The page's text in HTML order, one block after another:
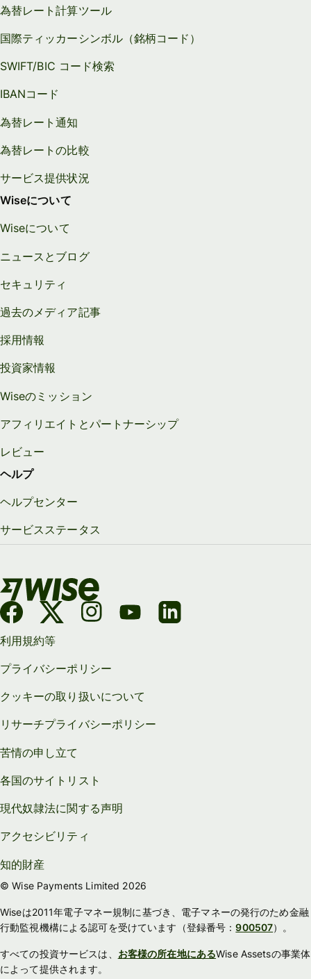
為替レート計算ツール
国際ティッカーシンボル（銘柄コード）
SWIFT/BIC コード検索
IBANコード
為替レート通知
為替レートの比較
サービス提供状況
Wiseについて
Wiseについて
ニュースとブログ
セキュリティ
過去のメディア記事
採用情報
投資家情報
Wiseのミッション
アフィリエイトとパートナーシップ
レビュー
ヘルプ
ヘルプセンター
サービスステータス
利用規約等
プライバシーポリシー
クッキーの取り扱いについて
リサーチプライバシーポリシー
苦情の申し立て
各国のサイトリスト
現代奴隷法に関する声明
アクセシビリティ
知的財産
© Wise Payments Limited 2026
Wiseは2011年電子マネー規制に基づき、電子マネーの発行のため金融
行動監視機構による認可を受けています（登録番号：900507）。
すべての投資サービスは、 お客様の所在地にあるWise Assetsの事業体
によって提供されます。